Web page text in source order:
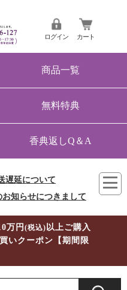
ログイン カート
商品一覧
無料特典
香典返しQ＆A
遅延について
お知らせにつきまして
万円(税込) 以上ご購入
いクーポン【期間限